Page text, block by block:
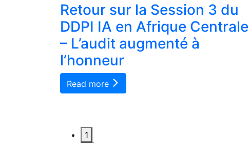
Retour sur la Session 3 du
DDPI IA en Afrique Centrale
– L’audit augmenté à
l’honneur
Read more
1